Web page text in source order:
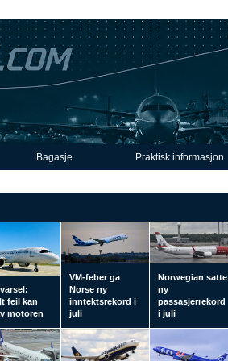
Bagasje Praktisk informasjon
feil kan
motoren
VM-feber ga
Norse ny
inntektsrekord i
juli
Norwegian satte
ny
passasjerrekord
i juli